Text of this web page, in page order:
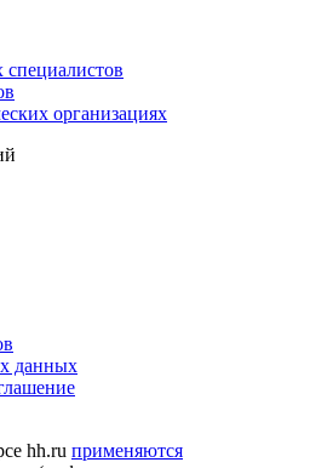
организациях
данных
hh.ru применяются